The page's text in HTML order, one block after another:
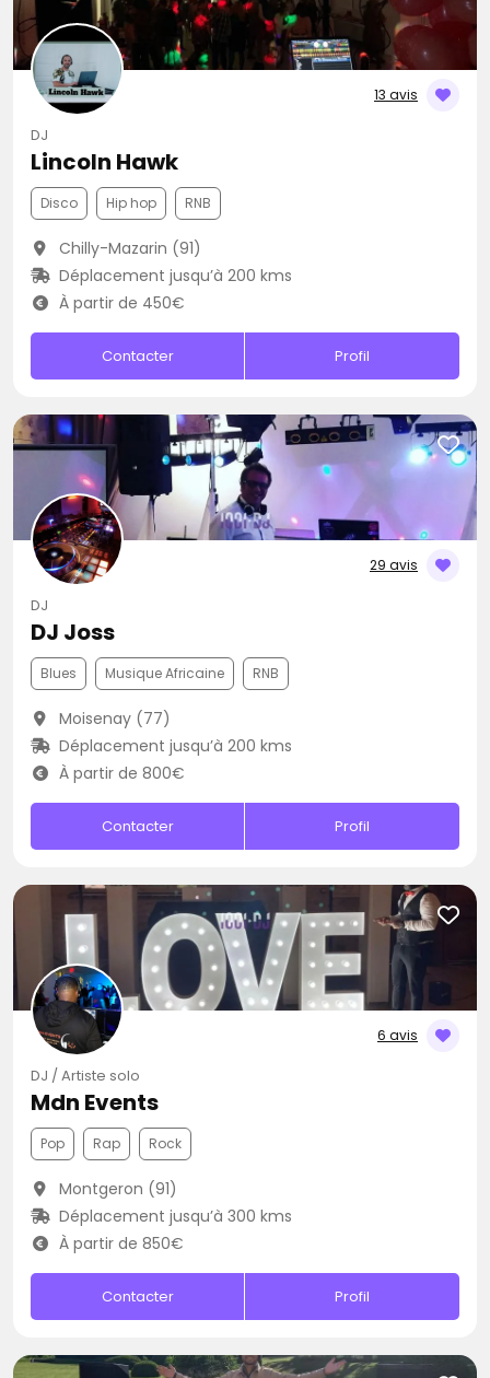
13 avis
DJ
Lincoln Hawk
Disco Hip hop RNB
Chilly-Mazarin (91)
Déplacement jusqu’à 200 kms
À partir de 450€
Contacter Profil
29 avis
DJ
DJ Joss
Blues Musique Africaine RNB
Moisenay (77)
Déplacement jusqu’à 200 kms
À partir de 800€
Contacter Profil
6 avis
DJ / Artiste solo
Mdn Events
Pop Rap Rock
Montgeron (91)
Déplacement jusqu’à 300 kms
À partir de 850€
Contacter Profil